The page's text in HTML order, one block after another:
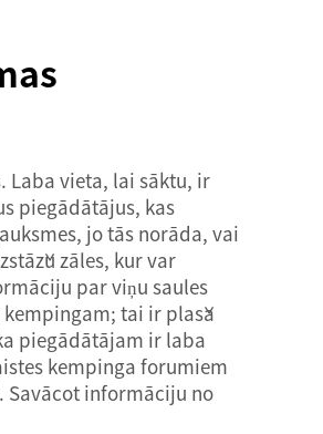
Laba vieta, lai sāktu, ir
piegādātājus, kas
jo tās norāda, vai
zāles, kur var
par viņu saules
tai ir plaša
piegādātājam ir laba
kempinga forumiem
Savācot informāciju no